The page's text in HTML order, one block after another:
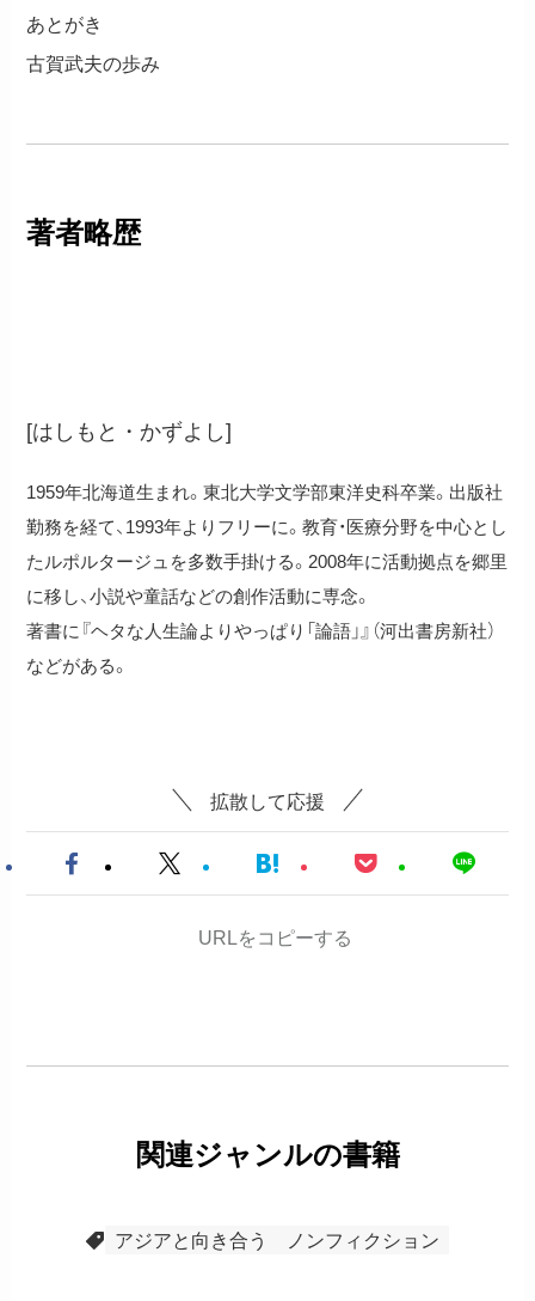
あとがき
古賀武夫の歩み
著者略歴
[はしもと・かずよし]
1959年北海道生まれ。東北大学文学部東洋史科卒業。出版社
勤務を経て、1993年よりフリーに。教育・医療分野を中心とし
たルポルタージュを多数手掛ける。2008年に活動拠点を郷里
に移し、小説や童話などの創作活動に専念。
著書に『ヘタな人生論よりやっぱり「論語」』（河出書房新社）
などがある。
拡散して応援
URLをコピーする
関連ジャンルの書籍
アジアと向き合う ノンフィクション